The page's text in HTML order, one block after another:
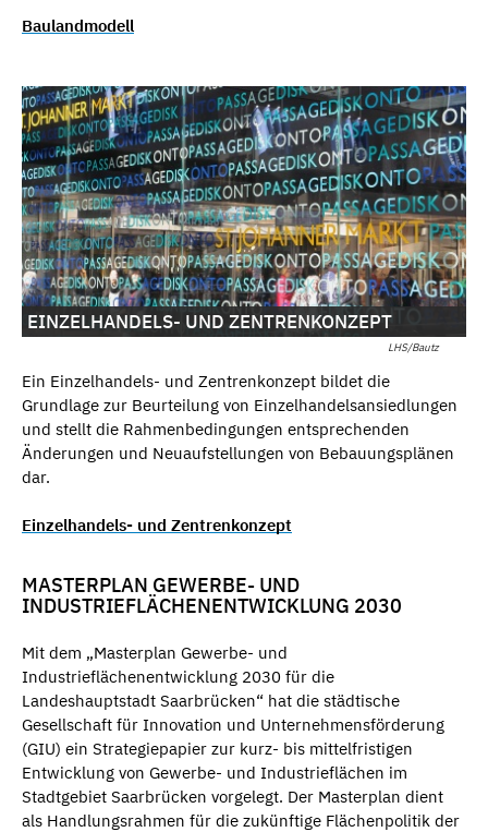
Baulandmodell
LHS/Bautz
EINZELHANDELS- UND ZENTRENKONZEPT
Ein Einzelhandels- und Zentrenkonzept bildet die
Grundlage zur Beurteilung von Einzelhandelsansiedlungen
und stellt die Rahmenbedingungen entsprechenden
Änderungen und Neuaufstellungen von Bebauungsplänen
dar.
Einzelhandels- und Zentrenkonzept
MASTERPLAN GEWERBE- UND
INDUSTRIEFLÄCHENENTWICKLUNG 2030
Mit dem „Masterplan Gewerbe- und
Industrieflächenentwicklung 2030 für die
Landeshauptstadt Saarbrücken“ hat die städtische
Gesellschaft für Innovation und Unternehmensförderung
(GIU) ein Strategiepapier zur kurz- bis mittelfristigen
Entwicklung von Gewerbe- und Industrieflächen im
Stadtgebiet Saarbrücken vorgelegt. Der Masterplan dient
als Handlungsrahmen für die zukünftige Flächenpolitik der